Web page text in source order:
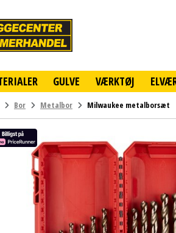
GULVE VÆRKTØJ
online
byggemarked
og
tømmerhandel
-
og
byg
Bor Metalbor Milwaukee metalborsæt